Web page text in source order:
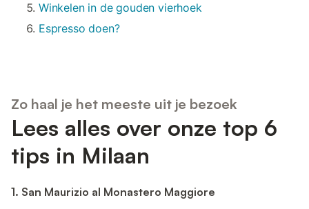
Winkelen in de gouden vierhoek
Espresso doen?
Zo haal je het meeste uit je bezoek
Lees alles over onze top 6
tips in Milaan
1. San Maurizio al Monastero Maggiore